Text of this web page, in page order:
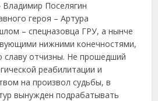
Владимир Поселягин
героя – Артура
– спецназовца ГРУ, а нынче
нижними конечностями,
отчизны. Не прошедший
реабилитации и
на произвол судьбы, в
вынужден подрабатывать